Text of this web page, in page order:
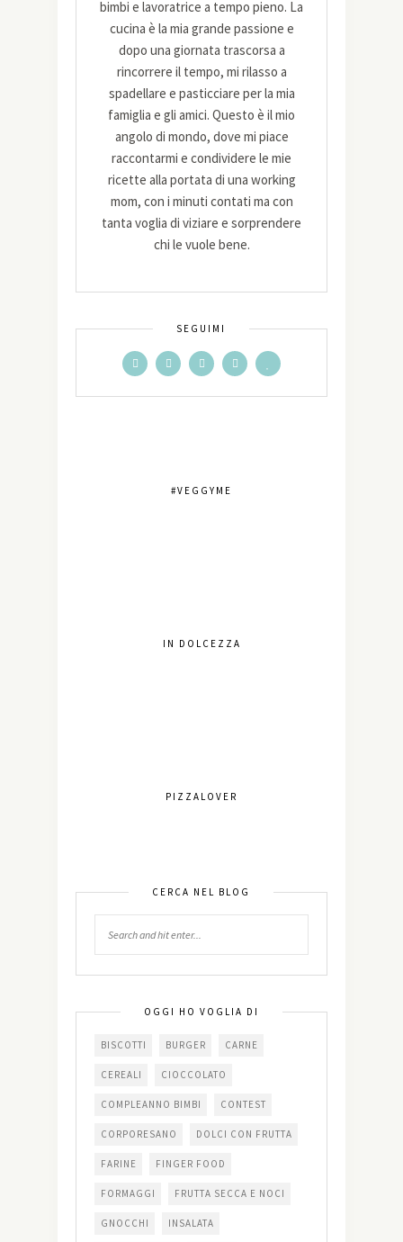
bimbi e lavoratrice a tempo pieno. La
cucina è la mia grande passione e
dopo una giornata trascorsa a
rincorrere il tempo, mi rilasso a
spadellare e pasticciare per la mia
famiglia e gli amici. Questo è il mio
angolo di mondo, dove mi piace
raccontarmi e condividere le mie
ricette alla portata di una working
mom, con i minuti contati ma con
tanta voglia di viziare e sorprendere
chi le vuole bene.
SEGUIMI
#VEGGYME
IN DOLCEZZA
PIZZALOVER
CERCA NEL BLOG
OGGI HO VOGLIA DI
BISCOTTI BURGER CARNE
CEREALI CIOCCOLATO
COMPLEANNO BIMBI CONTEST
CORPORESANO DOLCI CON FRUTTA
FARINE FINGER FOOD
FORMAGGI FRUTTA SECCA E NOCI
GNOCCHI INSALATA